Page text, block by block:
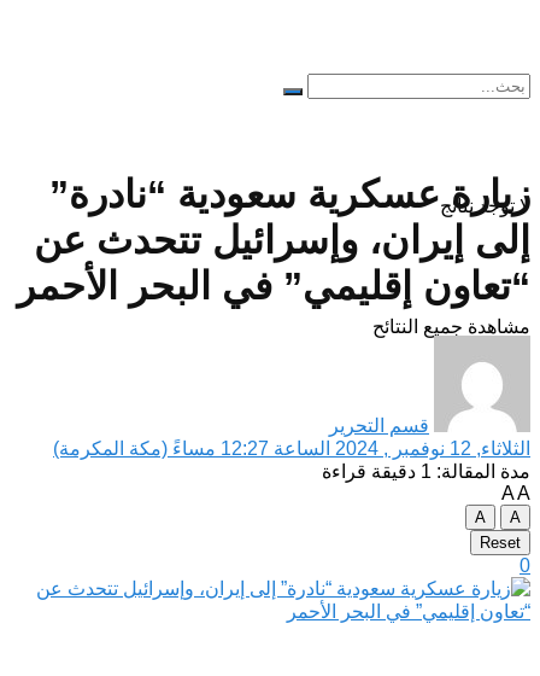
لا توجد نتائج
مشاهدة جميع النتائح
زيارة عسكرية سعودية “نادرة”
إلى إيران، وإسرائيل تتحدث عن
“تعاون إقليمي” في البحر الأحمر
قسم التحرير
الثلاثاء, 12 نوفمبر , 2024 الساعة 12:27 مساءً (مكة المكرمة)
مدة المقالة: 1 دقيقة قراءة
AA
A
A
Reset
0